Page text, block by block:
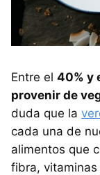
Entre el 40% y
provenir de
duda que la
cada una de
alimentos que
fibra, vitaminas